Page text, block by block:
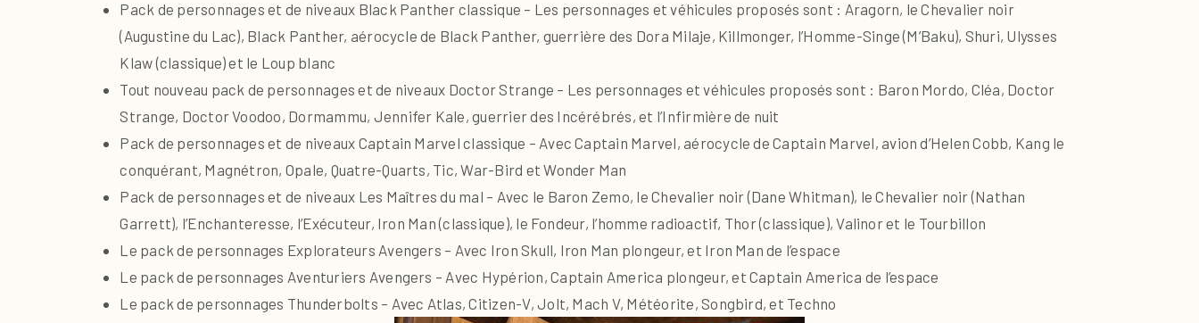
Pack de personnages et de niveaux Black Panther classique – Les personnages et véhicules proposés sont : Aragorn, le Chevalier noir
(Augustine du Lac), Black Panther, aérocycle de Black Panther, guerrière des Dora Milaje, Killmonger, l’Homme-Singe (M’Baku), Shuri, Ulysses
Klaw (classique) et le Loup blanc
Tout nouveau pack de personnages et de niveaux Doctor Strange – Les personnages et véhicules proposés sont : Baron Mordo, Cléa, Doctor
Strange, Doctor Voodoo, Dormammu, Jennifer Kale, guerrier des Incérébrés, et l’Infirmière de nuit
Pack de personnages et de niveaux Captain Marvel classique – Avec Captain Marvel, aérocycle de Captain Marvel, avion d’Helen Cobb, Kang le
conquérant, Magnétron, Opale, Quatre-Quarts, Tic, War-Bird et Wonder Man
Pack de personnages et de niveaux Les Maîtres du mal – Avec le Baron Zemo, le Chevalier noir (Dane Whitman), le Chevalier noir (Nathan
Garrett), l’Enchanteresse, l’Exécuteur, Iron Man (classique), le Fondeur, l’homme radioactif, Thor (classique), Valinor et le Tourbillon
Le pack de personnages Explorateurs Avengers – Avec Iron Skull, Iron Man plongeur, et Iron Man de l’espace
Le pack de personnages Aventuriers Avengers – Avec Hypérion, Captain America plongeur, et Captain America de l’espace
Le pack de personnages Thunderbolts – Avec Atlas, Citizen-V, Jolt, Mach V, Météorite, Songbird, et Techno